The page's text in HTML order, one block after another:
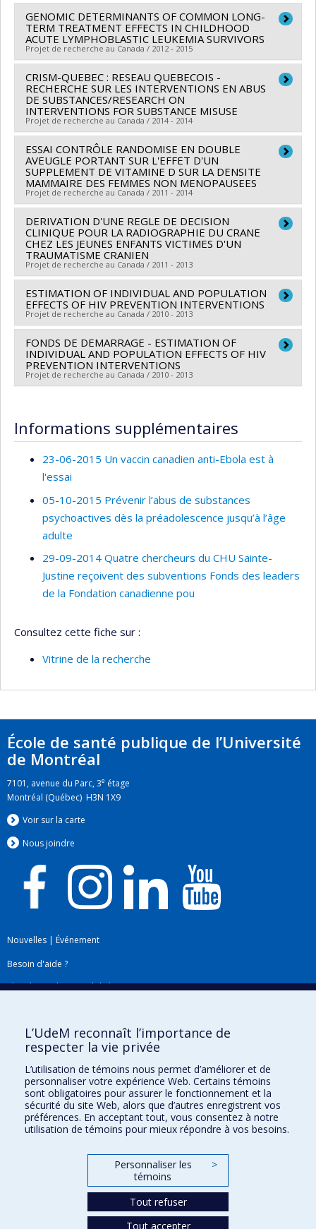
Programmes de subvention :PVXX5647-(MOP)
Subvention de fonctionnement incluant les
subventions de fonctionnement programmatiques
(général)
IRSC/Instituts de recherche
en santé du Canada
Programmes de subvention :PV125458-Subvention
de fonctionnement : des connaissances à la pratique
Chercheur principal : Daniel Sinnett
Co-chercheurs : Emile Lévy ,Maja Krajinovic,Sarah
Lippé , Gregor Andelfinger,Philippe Robaey
Mâsse,Alan C Evans, Jean-Marc Lina,Chantal Seguin,
Guillaume Bourque,Matthias Friedrich, Frank Rauch
Sources de financement :SICK KIDS/The Hospital for
Sick Children (Sick Kids)
Programmes de subvention :
GENOMIC DETERMINANTS OF COMMON LONG-
TERM TREATMENT EFFECTS IN CHILDHOOD
ACUTE LYMPHOBLASTIC LEUKEMIA SURVIVORS
Projet de recherche au Canada / 2012 - 2015
Chercheur principal : Daniel Sinnett
Co-chercheurs : Emile Lévy,Maja Krajinovic ,Sarah
Lippé,Gregor Andelfinger,Philippe Robaey
Laverdière,Nathalie Alos,Daniel Curnier,Benoît
Mâsse,Alan C Evans,Jean-Marc Lina,Chantal Seguin,
Frank Rauch,Guillaume Bourque,Matthias Friedrich
Sources de financement :SRC/Société de recherche
sur le cancer
Programmes de subvention :
CRISM-QUEBEC : RESEAU QUEBECOIS -
RECHERCHE SUR LES INTERVENTIONS EN ABUS
DE SUBSTANCES/RESEARCH ON
INTERVENTIONS FOR SUBSTANCE MISUSE
Projet de recherche au Canada / 2014 - 2014
Chercheur principal : Julie Bruneau
Co-chercheurs : Emmanuel Stip ,Marie-Thérèse
Lussier,Stéphane Potvin,Suzanne Brissette,Paul
Lespérance,Benoît Mâsse,Joël Tremblay,Karine
Bertrand,Marie-Josée Fleury, Joseph Cox
Jean-Marc
Ménard,Michel Perreault,Lynne Duguay
Sources de financement :IRSC/Instituts de recherche
en santé du Canada
Programmes de subvention : PVXXXXXX-(ICRAS)
Initiative canadienne sur l'abus de substances
ESSAI CONTRÔLE RANDOMISE EN DOUBLE
AVEUGLE PORTANT SUR L'EFFET D'UN
SUPPLEMENT DE VITAMINE D SUR LA DENSITE
MAMMAIRE DES FEMMES NON MENOPAUSEES
Projet de recherche au Canada / 2011 - 2014
Chercheur principal : Jacques Brisson
Co-chercheurs : Edgard Delvin,Benoît Mâsse
Sources de financement :Fondation du cancer du sein
du Québec
Programmes de subvention :
DERIVATION D'UNE REGLE DE DECISION
CLINIQUE POUR LA RADIOGRAPHIE DU CRANE
CHEZ LES JEUNES ENFANTS VICTIMES D'UN
TRAUMATISME CRANIEN
Projet de recherche au Canada / 2011 - 2013
Chercheur principal : Jocelyn Gravel
Co-chercheurs : Serge Gouin,Benoît Mâsse ,Malla
Bhatt,Chantal Guimont
Sources de financement : FRQS/Fonds de recherche
du Québec - Santé (FRSQ)
Programmes de subvention :PVXXXXXX-Volet 1 -
ESTIMATION OF INDIVIDUAL AND POPULATION
EFFECTS OF HIV PREVENTION INTERVENTIONS
Projet de recherche au Canada / 2010 - 2013
Chercheur principal : Benoît Mâsse
Sources de financement :Fondation de l'Hôpital Ste-
Justine
FONDS DE DEMARRAGE - ESTIMATION OF
INDIVIDUAL AND POPULATION EFFECTS OF HIV
PREVENTION INTERVENTIONS
Projet de recherche au Canada / 2010 - 2013
Sources de financement :
Fondation de l'Hôpital Ste-
Justine
Programmes de subvention :
Informations supplémentaires
23-06-2015 Un vaccin canadien anti-Ebola est à
l'essai
05-10-2015 Prévenir l’abus de substances
psychoactives dès la préadolescence jusqu’à l’âge
adulte
29-09-2014 Quatre chercheurs du CHU Sainte-
Justine reçoivent des subventions Fonds des leaders
de la Fondation canadienne pou
Consultez cette fiche sur :
Vitrine de la recherche
École de santé publique de l’Université
de Montréal
7101, avenue du Parc, 3e étage
Montréal (Québec) H3N 1X9
Voir sur la carte
Nous joindre
Nouvelles | Événement
Besoin d'aide ?
Plan du site|Accessibilité
Téléchargez les logos de l'ESPUM
L’UdeM reconnaît l’importance de
respecter la vie privée
L’utilisation de témoins nous permet d’améliorer et de
personnaliser votre expérience Web. Certains témoins
sont obligatoires pour assurer le fonctionnement et la
sécurité du site Web, alors que d’autres enregistrent vos
préférences. En acceptant tout, vous consentez à notre
utilisation de témoins pour mieux répondre à vos besoins.
Personnaliser les
témoins
>
Tout refuser
Tout accepter